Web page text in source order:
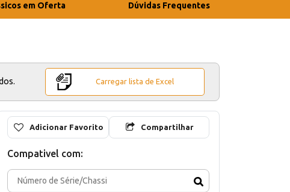
em Oferta Dúvidas Frequentes
Carregar lista de Excel
Adicionar Favorito Compartilhar
Compativel com: